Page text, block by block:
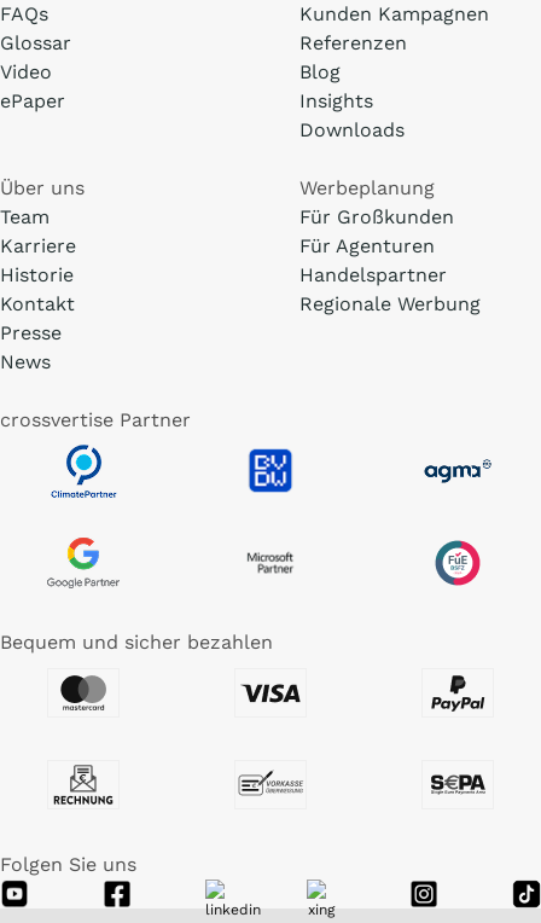
FAQs
Glossar
Video
ePaper
Kunden Kampagnen
Referenzen
Blog
Insights
Downloads
Über uns
Team
Karriere
Historie
Kontakt
Presse
News
Werbeplanung
Für Großkunden
Für Agenturen
Handelspartner
Regionale Werbung
crossvertise Partner
Bequem und sicher bezahlen
Folgen Sie uns